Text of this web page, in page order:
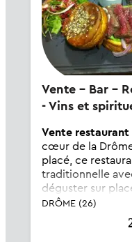
Vente - Bar - Restaurant - Cave à vins
- Vins et
Vente
cœur de la
placé, ce
traditionnelle
déguster sur
dispose
locale et fidèle
DRÔME (26)